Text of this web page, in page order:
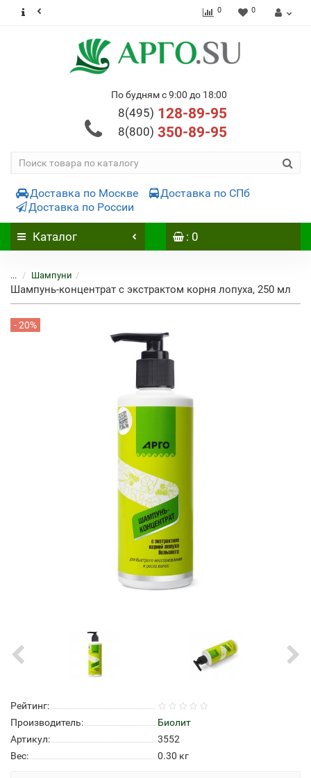
0 0
По будням с 9:00 до 18:00
8(495) 128-89-95
8(800) 350-89-95
Доставка по Москве
Доставка по СПб
Доставка по России
Каталог : 0
... Шампуни
Шампунь-концентрат с экстрактом корня лопуха, 250 мл
- 20%
Рейтинг:
Производитель:
Биолит
Артикул:
3552
Вес:
0.30 кг